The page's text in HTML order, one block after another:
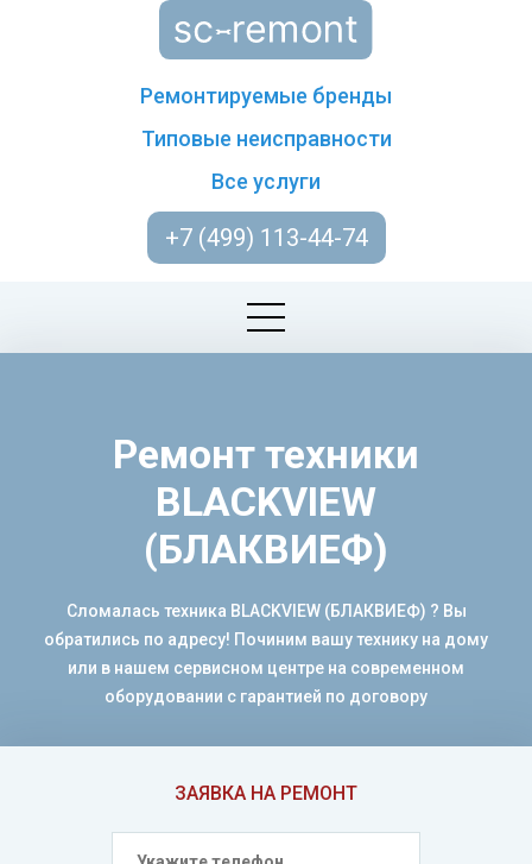
Ремонтируемые бренды
Типовые неисправности
Все услуги
+7 (499) 113-44-74
ЗАЯВКА НА РЕМОНТ
Ремонт техники
BLACKVIEW
(БЛАКВИЕФ)
Сломалась техника BLACKVIEW (БЛАКВИЕФ) ? Вы
обратились по адресу! Починим вашу технику на дому
или в нашем сервисном центре на современном
оборудовании с гарантией по договору